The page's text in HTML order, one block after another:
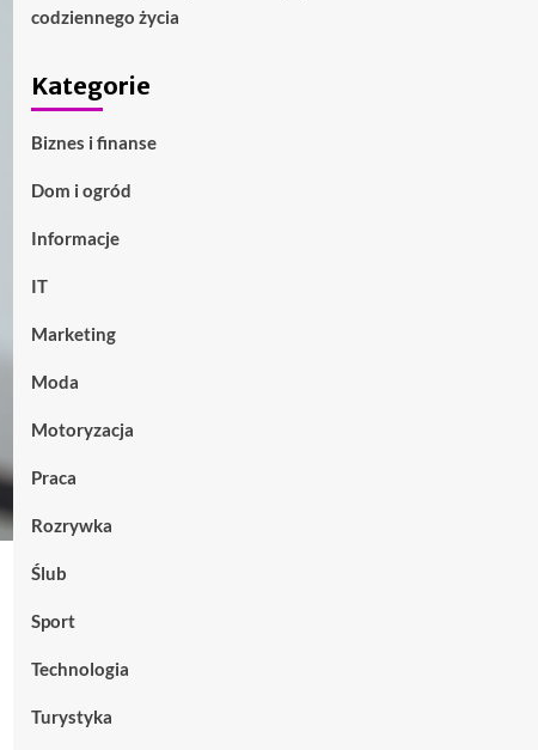
codziennego życia
Kategorie
Biznes i finanse
Dom i ogród
Informacje
IT
Marketing
Moda
Motoryzacja
Praca
Rozrywka
Ślub
Sport
Technologia
Turystyka